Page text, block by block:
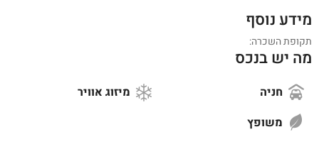
מידע נוסף
תקופת השכרה:
מה יש בנכס
חניה
מיזוג אוויר
משופץ